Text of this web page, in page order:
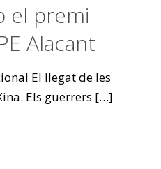
el premi
Alacant
El llegat de les
Els guerrers […]